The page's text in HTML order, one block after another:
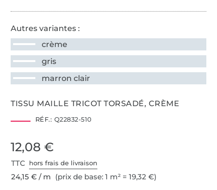
Autres variantes :
crème
gris
marron clair
TISSU MAILLE TRICOT TORSADÉ, CRÈME
RÉF.: Q22832-510
12,08 €
TTC hors frais de livraison
24,15 € / m (prix de base: 1 m² = 19,32 €)